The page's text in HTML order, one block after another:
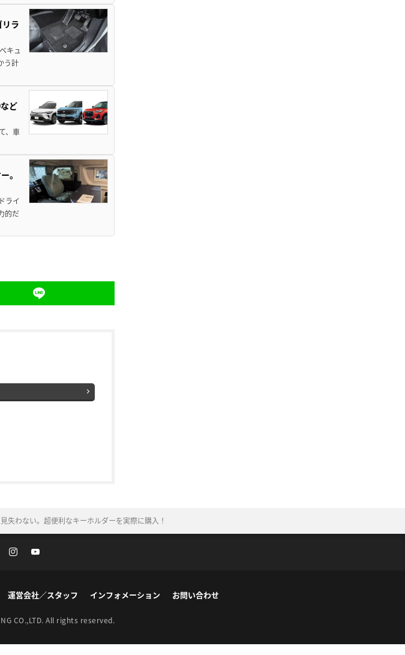
ラ
キュ
う計
ど
、車
。
ライ
的だ
失わない。超便利なキーホルダーを実際に購入！
運営会社／スタッフ インフォメーション お問い合わせ
CO.,LTD. All rights reserved.